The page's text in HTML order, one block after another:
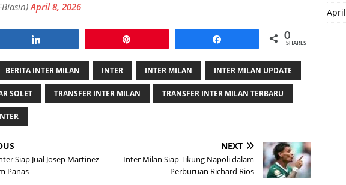
April 8, 2026
0
SHARES
BERITA INTER MILAN INTER INTER MILAN INTER MILAN UPDATE
SOLET TRANSFER INTER MILAN TRANSFER INTER MILAN TERBARU
Siap Jual Josep Martinez
Panas
NEXT
Inter Milan Siap Tikung Napoli dalam
Perburuan Richard Rios